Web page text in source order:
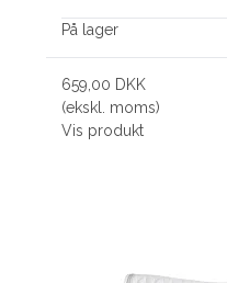
På lager
659,00 DKK
(ekskl. moms)
Vis produkt